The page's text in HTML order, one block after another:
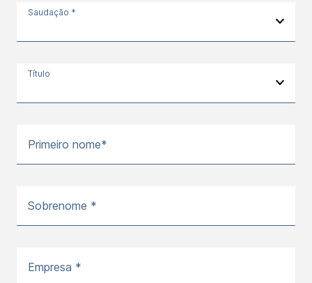
Saudação *
Título
Primeiro nome*
Sobrenome *
Empresa *